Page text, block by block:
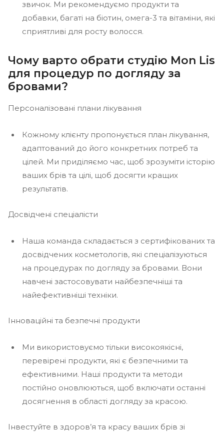
звичок. Ми рекомендуємо продукти та
добавки, багаті на біотин, омега-3 та вітаміни, які
сприятливі для росту волосся.
Чому варто обрати студію Mon Lis
для процедур по догляду за
бровами?
Персоналізовані плани лікування
Кожному клієнту пропонується план лікування,
адаптований до його конкретних потреб та
цілей. Ми приділяємо час, щоб зрозуміти історію
ваших брів та цілі, щоб досягти кращих
результатів.
Досвідчені спеціалісти
Наша команда складається з сертифікованих та
досвідчених косметологів, які спеціалізуються
на процедурах по догляду за бровами. Вони
навчені застосовувати найбезпечніші та
найефективніші техніки.
Інноваційні та безпечні продукти
Ми використовуємо тільки високоякісні,
перевірені продукти, які є безпечними та
ефективними. Наші продукти та методи
постійно оновлюються, щоб включати останні
досягнення в області догляду за красою.
Інвестуйте в здоров’я та красу ваших брів зі